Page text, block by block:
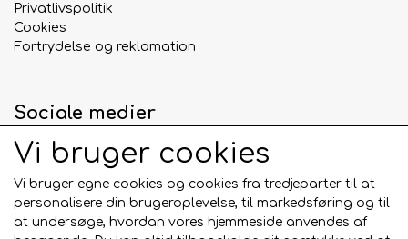
Privatlivspolitik
Cookies
Fortrydelse og reklamation
Sociale medier
Betalingskort
Vi bruger cookies
Vi bruger egne cookies og cookies fra tredjeparter til at
personalisere din brugeroplevelse, til markedsføring og til
at undersøge, hvordan vores hjemmeside anvendes af